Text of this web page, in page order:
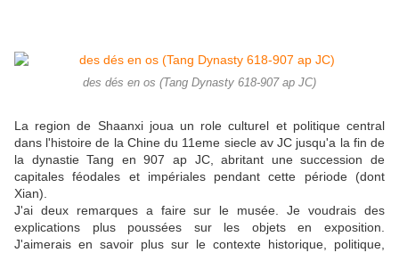
des dés en os (Tang Dynasty 618-907 ap JC)
La region de Shaanxi joua un role culturel et politique central
dans l'histoire de la Chine du 11eme siecle av JC jusqu'a la fin de
la dynastie Tang en 907 ap JC, abritant une succession de
capitales féodales et impériales pendant cette période (dont
Xian).
J'ai deux remarques a faire sur le musée. Je voudrais des
explications plus poussées sur les objets en exposition.
J'aimerais en savoir plus sur le contexte historique, politique,